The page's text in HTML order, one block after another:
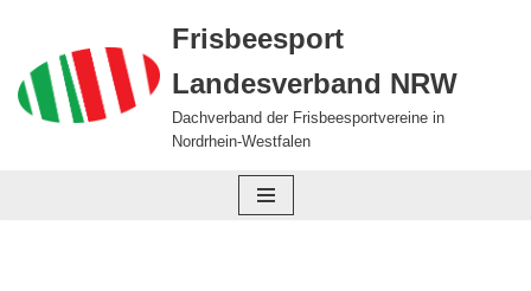
Zum
Inhalt
springen
Frisbeesport
Landesverband NRW
Dachverband der Frisbeesportvereine in
Nordrhein-Westfalen